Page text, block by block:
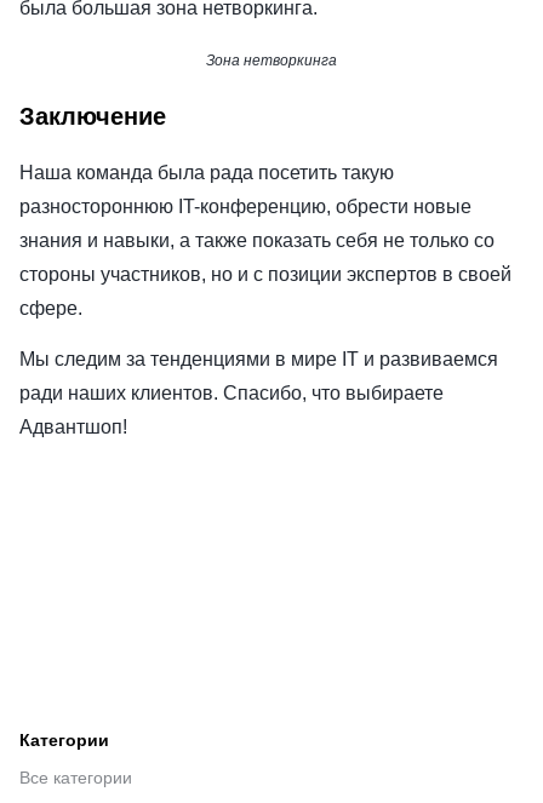
Категории
Все категории
была большая зона нетворкинга.
Зона нетворкинга
Заключение
Наша команда была рада посетить такую
разностороннюю IT-конференцию, обрести новые
знания и навыки, а также показать себя не только со
стороны участников, но и с позиции экспертов в своей
сфере.
Мы следим за тенденциями в мире IT и развиваемся
ради наших клиентов. Спасибо, что выбираете
Адвантшоп!